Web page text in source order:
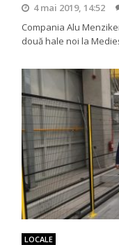
4 mai 2019, 14:52
Compania Alu
două hale noi la
LOCALE